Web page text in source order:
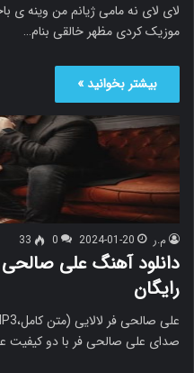
لای لای نه مامی ژیانم من وینه ی
موزیک کردی مظهر خالقی بنام…
بیشتر بخوانید »
م.ر 2024-01-20
0
33
رایگان
صدای علی صالحی فر با دو کیفیت